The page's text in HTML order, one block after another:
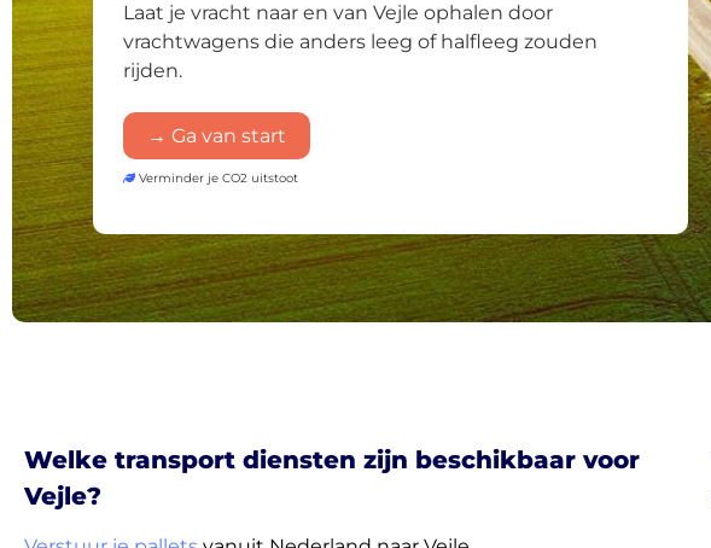
Laat je vracht naar en van Vejle ophalen door
vrachtwagens die anders leeg of halfleeg zouden
rijden.
→ Ga van start
Verminder je CO2 uitstoot
Welke transport diensten zijn beschikbaar voor
Vejle?